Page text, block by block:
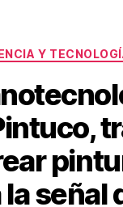
Y
señal